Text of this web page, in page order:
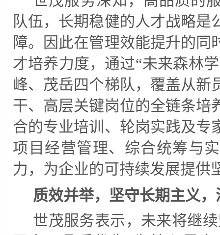
队伍，长期稳健的人才战略是
障。因此在管理效能提升的同
才培养力度，通过“未来森林
峰、茂岳四个梯队，覆盖从新
干、高层关键岗位的全链条培
合的专业培训、轮岗实践及专
项目经营管理、综合统筹与
力，为企业的可持续发展提供
质效并举，坚守长期主义
世茂服务表示，未来将继